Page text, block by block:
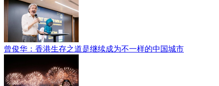
曾俊华：香港生存之道是继续成为不一样的中国城市